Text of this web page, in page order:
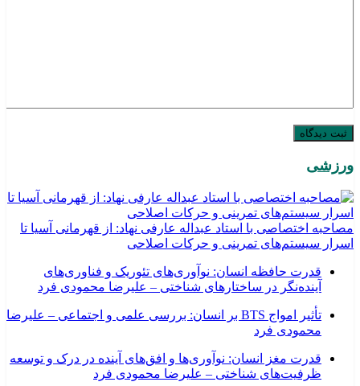
ورزشی
مصاحبه اختصاصی با استاد عبداله عارفی نهاد: از قهرمانی آسیا تا
اسرار سیستم‌های تمرینی و حرکات اصلاحی
قدرت حافظه انسان: نوآوری‌های تئوریک و فناوری‌های
آینده‌نگر در ساختارهای شناختی – علیرضا محمودی فرد
تأثیر امواج BTS بر انسان: بررسی علمی و اجتماعی – علیرضا
محمودی فرد
قدرت مغز انسان: نوآوری‌ها و افق‌های آینده در درک و توسعه
ظرفیت‌های شناختی – علیرضا محمودی فرد